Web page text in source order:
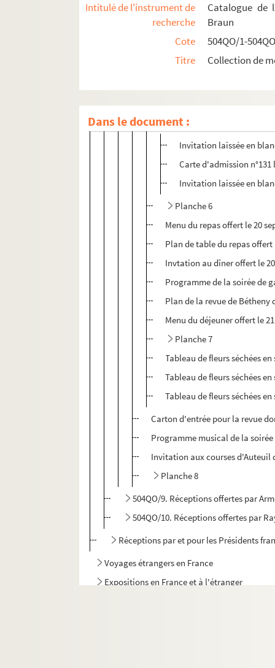
Intitulé de l'instrument de
recherche
Catalogue de
Braun
Cote
504QO/1-
Titre
Collection de
Dans le document :
Planche 2
Menu du dîner offert le 17
Planche 3
Menu du déjeuner offert le
Planche 5
Invitation laissée en
Carte d'admission
Invitation laissée en
Planche 6
Menu du repas offert le 20
Plan de table du repas offert
Invtation au dîner offert le
Programme de la soirée de
Plan de la revue de Bétheny
Menu du déjeuner offert le
Planche 7
Tableau de fleurs séchées
Tableau de fleurs séchées
Tableau de fleurs séchées
Carton d'entrée pour la revue
Programme musical de la
Invitation aux courses d'Auteuil
Planche 8
504QO/9. Réceptions offertes par
504QO/10. Réceptions offertes par
Réceptions par et pour les Présidents
Voyages étrangers en France
Expositions en France et à l'étranger